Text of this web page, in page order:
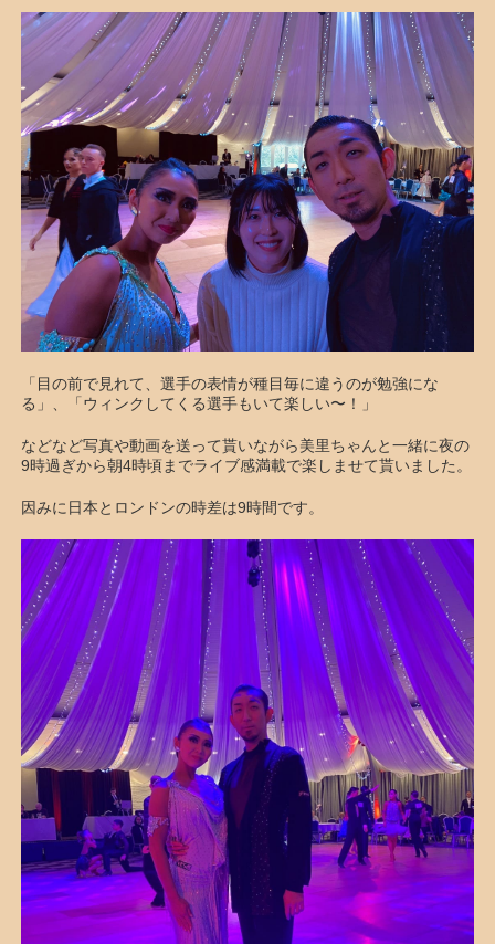
「目の前で見れて、選手の表情が種目毎に違うのが勉強にな
る」、「ウィンクしてくる選手もいて楽しい〜！」
などなど写真や動画を送って貰いながら美里ちゃんと一緒に夜の
9時過ぎから朝4時頃までライブ感満載で楽しませて貰いました。
因みに日本とロンドンの時差は9時間です。